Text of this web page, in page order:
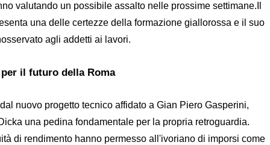
valutando un possibile assalto nelle prossime settimane.Il
una delle certezze della formazione giallorossa e il suo
agli addetti ai lavori.
il futuro della Roma
nuovo progetto tecnico affidato a Gian Piero Gasperini,
una pedina fondamentale per la propria retroguardia.
di rendimento hanno permesso all'ivoriano di imporsi come